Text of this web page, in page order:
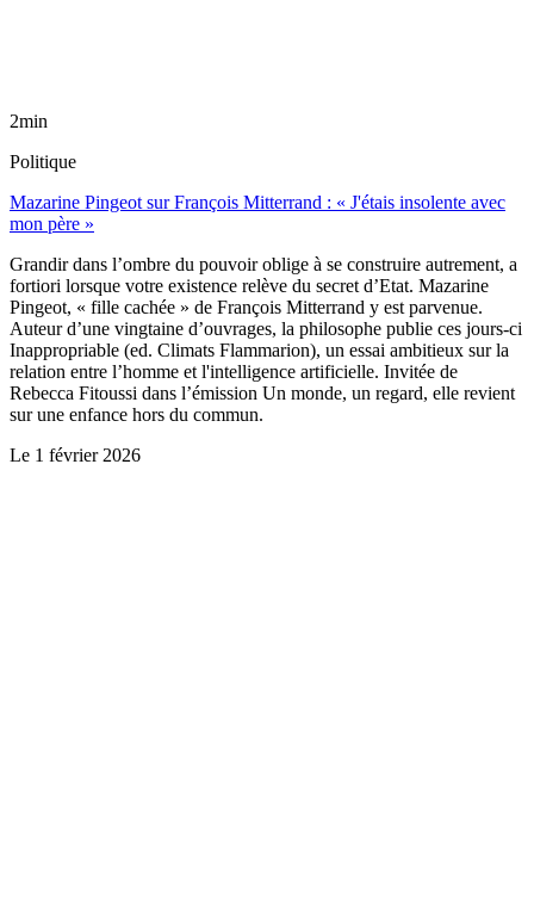
2min
Politique
Mazarine Pingeot sur François Mitterrand : « J'étais insolente avec
mon père »
Grandir dans l’ombre du pouvoir oblige à se construire autrement, a
fortiori lorsque votre existence relève du secret d’Etat. Mazarine
Pingeot, « fille cachée » de François Mitterrand y est parvenue.
Auteur d’une vingtaine d’ouvrages, la philosophe publie ces jours-ci
Inappropriable (ed. Climats Flammarion), un essai ambitieux sur la
relation entre l’homme et l'intelligence artificielle. Invitée de
Rebecca Fitoussi dans l’émission Un monde, un regard, elle revient
sur une enfance hors du commun.
Le 1 février 2026